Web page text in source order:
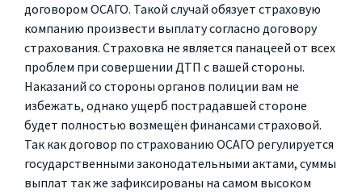
договором ОСАГО. Такой случай обязует страховую
компанию произвести выплату согласно договору
страхования. Страховка не является панацеей от всех
проблем при совершении ДТП с вашей стороны.
Наказаний со стороны органов полиции вам не
избежать, однако ущерб пострадавшей стороне
будет полностью возмещён финансами страховой.
Так как договор по страхованию ОСАГО регулируется
государственными законодательными актами, суммы
выплат так же зафиксированы на самом высоком